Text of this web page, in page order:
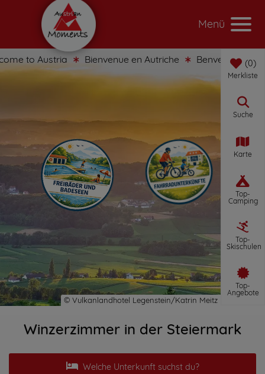
Menü
to Austria Bienvenue en Autriche Benvenuti in 0
Merkliste
Suche
Karte
Top-
Camping
Top-
Skischulen
Top-
Angebote
Winzerzimmer in der Steiermark
Welche Unterkunft suchst du?